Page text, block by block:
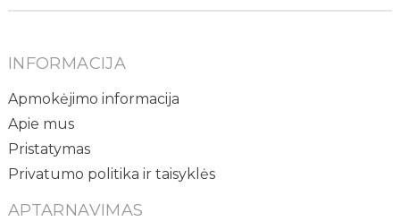
INFORMACIJA
Apmokėjimo informacija
Apie mus
Pristatymas
Privatumo politika ir taisyklės
APTARNAVIMAS